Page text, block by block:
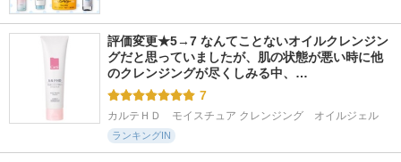
評価変更★5→7 なんてことないオイルクレンジン
グだと思っていましたが、肌の状態が悪い時に他
のクレンジングが尽くしみる中、…
7
カルテＨＤ　モイスチュア クレンジング　オイルジェル
ランキングIN